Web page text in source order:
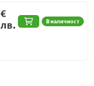
В наличност
€
лв.